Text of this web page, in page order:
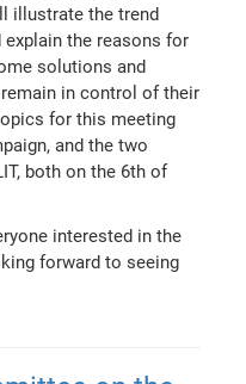
illustrate the trend
the reasons for
solutions and
in control of their
for this meeting
and the two
both on the 6th of
interested in the
forward to seeing